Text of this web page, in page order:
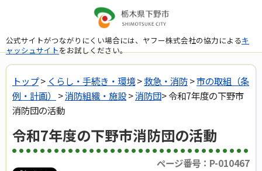
公式サイトがつながりにくい場合には、ヤフー株式会社の協力によるキ
ャッシュサイトをお試しください。
トップ> くらし・手続き・環境>救急・消防>市の取組（条
例・計画）
>消防組織・施設>消防団> 令和7年度の下野市
消防団の活動
令和7年度の下野市消防団の活動
ページ番号：P-010467